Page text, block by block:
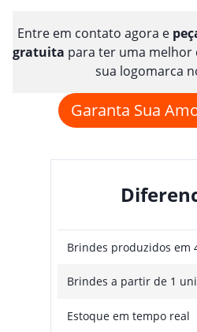
Entre em contato agora e
gratuita para ter uma melhor
sua logomarca
Garanta Sua
Brindes produzidos em
Brindes a partir de 1
Estoque em tempo real